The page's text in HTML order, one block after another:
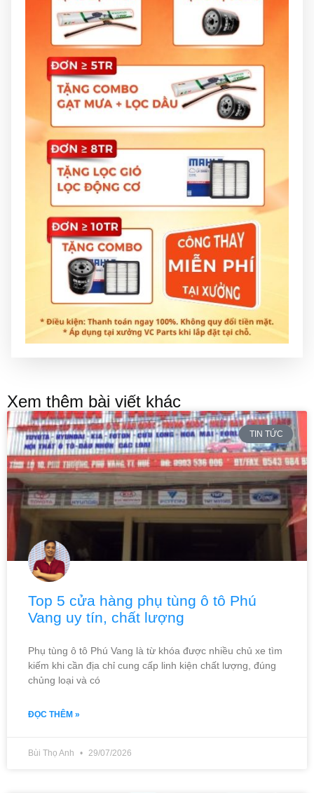
Xem thêm bài viết khác
TIN TỨC
Top 5 cửa hàng phụ tùng ô tô Phú
Vang uy tín, chất lượng
Phụ tùng ô tô Phú Vang là từ khóa được nhiều chủ xe tìm
kiếm khi cần địa chỉ cung cấp linh kiện chất lượng, đúng
chủng loại và có
ĐỌC THÊM »
Bùi Thọ Anh 29/07/2026